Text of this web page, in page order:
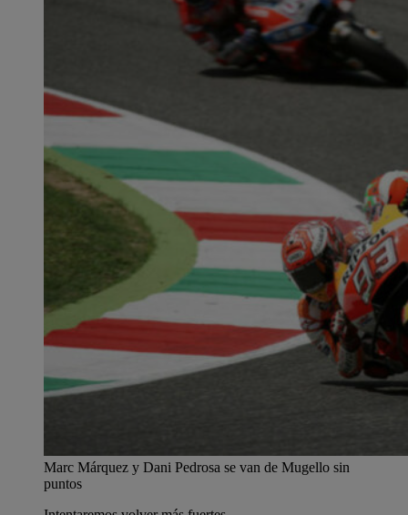
Marc Márquez y Dani Pedrosa se van de Mugello sin
puntos